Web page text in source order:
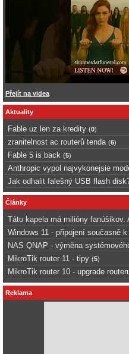
Přejít na videa
Aktuality
Fable uz len za kredity (0)
zranitelnost ac routerů tenda (6)
Fable 5 is back (5)
Anthropic vypol najvykonejsie
Jak odhalit falešný USB flash
Články
Táto kapela má milióny fanúšikov.
Windows 11 - připojení současně
NAS QNAP - výměna
MikroTik router 11 - tipy (5)
MikroTik router 10 - upgrade
Reklama